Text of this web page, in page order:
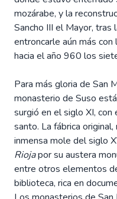
mozárabe, y la
Sancho III el Mayor, tras
entroncarle aún más
hacia el año 960 los
Para más gloria de San
monasterio de Suso
surgió en el siglo XI,
santo. La fábrica
inmensa mole del siglo
Riojapor su austera
entre otros elementos
biblioteca, rica en